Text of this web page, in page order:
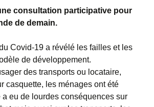
consultation participative pour
de demain.
Covid-19 a révélé les failles et les
de développement.
des transports ou locataire,
casquette, les ménages ont été
a eu de lourdes conséquences sur